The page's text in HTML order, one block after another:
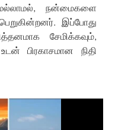
நன்மைகளை
இப்போது
சேமிக்கவும்,
பிரகாசமான நிதி